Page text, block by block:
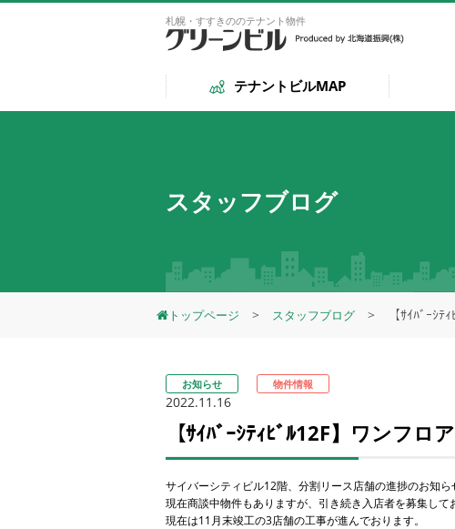
札幌・すすきののテナント物件
テナントビルMAP
スタッフブログ
トップページ スタッフブログ 【ｻｲﾊﾞｰｼ
お知らせ 物件情報
2022.11.16
【ｻｲﾊﾞｰｼﾃｨﾋﾞﾙ12F】ワンフロ
サイバーシティビル12階、分割リース店舗の進捗のお知ら
現在商談中物件もありますが、引き続き入店者を募集して
現在は11月末竣工の3店舗の工事が進んでおります。